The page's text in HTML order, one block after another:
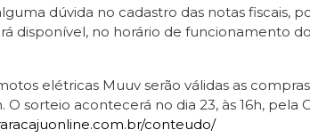
dúvida no cadastro das notas fiscais,
disponível, no horário de funcionamento
elétricas Muuv serão válidas as
O sorteio acontecerá no dia 23, às 16h,
conteudo/